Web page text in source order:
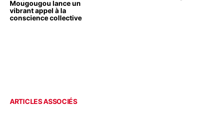
Mougougou lance un
vibrant appel à la
conscience collective
ARTICLES ASSOCIÉS